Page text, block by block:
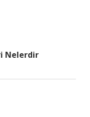
Nelerdir